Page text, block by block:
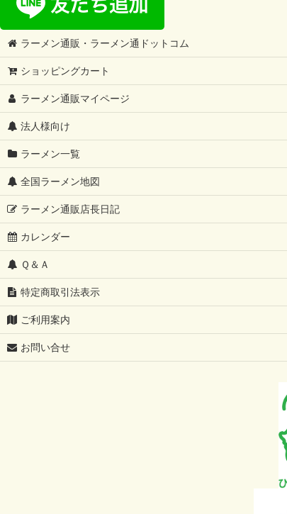
並び順:
ラーメン通販・ラーメン通ドットコム
ショッピングカート
ラーメン通販マイページ
法人様向け
ラーメン一覧
全国ラーメン地図
ラーメン通販店長日記
カレンダー
Ｑ＆Ａ
特定商取引法表示
ご利用案内
お問い合せ